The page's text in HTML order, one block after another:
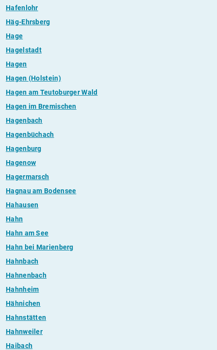
Hafenlohr
Häg-Ehrsberg
Hage
Hagelstadt
Hagen
Hagen (Holstein)
Hagen am Teutoburger Wald
Hagen im Bremischen
Hagenbach
Hagenbüchach
Hagenburg
Hagenow
Hagermarsch
Hagnau am Bodensee
Hahausen
Hahn
Hahn am See
Hahn bei Marienberg
Hahnbach
Hahnenbach
Hahnheim
Hähnichen
Hahnstätten
Hahnweiler
Haibach